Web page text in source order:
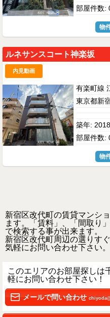
部屋件数:
物
ルネサンスコート神楽坂
内見動画
有楽町線
東京都新
築年:
部屋件数:
物
新宿区改代町の賃貸マンシ
ます。「賃料」、「間取り
で検索する事が出来ます。
新宿区改代町周辺の選りす
気軽にお問い合わせ下さい。
このエリアのお部屋探しは
軽にお問い合わせ下さい！
メールで問い合わせ